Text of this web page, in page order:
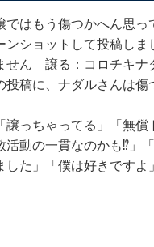
ではもう傷つかへん思
ンショットして投稿し
せん 譲る：コロチキナ
稿に、ナダルさんは傷
譲っちゃってる」「無
活動の一貫なのかも⁉」
た」「僕は好きですよ